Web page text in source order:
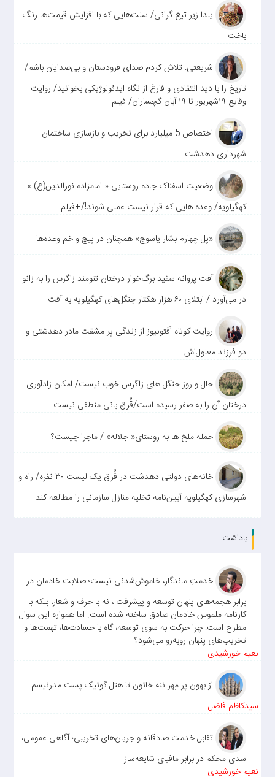
یلدا زیر تیغ گرانی/ سنت‌هایی که با افزایش قیمت‌ها رنگ
باخت
شریعتی: تلاش کردم صدای فرودستان و بی‌صدایان باشم/
تاریخ را با دید انتقادی و فارغ از نگاه ایدئولوژیکی بخوانید/ روایت
وقایع ۱۹شهریور تا ۱۹ آبان گچساران/ فیلم
اختصاص 5 میلیارد برای تخریب و بازسازی ساختمان
شهرداری دهدشت
وضعیت اسفناک جاده روستایی « امامزاده نورالدین(ع) »
کهگیلویه/ وعده هایی که قرار نیست عملی شوند!/+فیلم
«پل چهارم بشار یاسوج» همچنان در پیچ و خم وعده‌ها
آفت پروانه سفید برگ‌خوار درختان تنومند زاگرس را به زانو
در می‌آورد / ابتلای ۶۰ هزار هکتار جنگل‌های کهگیلویه به آفت
روایت کوتاه اَفتونیوز از زندگی پر مشقت مادر دهدشتی و
دو فرزند معلول‌اش
حال و روز جنگل های زاگرس خوب نیست/ امکان زادآوری
درختان آن را به صفر رسیده است/قُرق بانی منطقی نیست
حمله ملخ ها به روستای« جلاله» / ماجرا چیست؟
خانه‌های دولتی دهدشت در قُرق یک لیست ۳۰ نفره/ راه و
شهرسازی کهگیلویه آیین‌نامه تخلیه منازل سازمانی را مطالعه کند
یاداشت
خدمتِ ماندگار، خاموش‌شدنی نیست؛ صلابت خادمان در
برابر هجمه‌های پنهان توسعه و پیشرفت ، نه با حرف و شعار، بلکه با
کارنامه ملموس خادمان صادق ساخته شده است. اما همواره این سوال
مطرح است: چرا حرکت به سوی توسعه، گاه با حسادت‌ها، تهمت‌ها و
تخریب‌های پنهان روبه‌رو می‌شود؟
نعیم خورشیدی
از بهون پر مِهر ننه خاتون تا هتل گوتیک پست مدرنیسم
سیدکاظم فاضل
تقابل خدمت صادقانه و جریان‌های تخریبی؛ آگاهی عمومی،
سدی محکم در برابر مافیای شایعه‌ساز
نعیم خورشیدی